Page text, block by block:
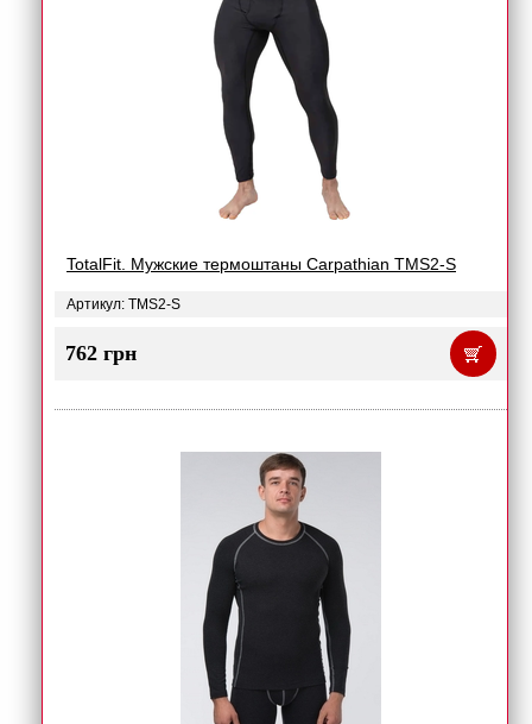
TotalFit. Мужские термоштаны Carpathian TMS2-S
Артикул: TMS2-S
762 грн